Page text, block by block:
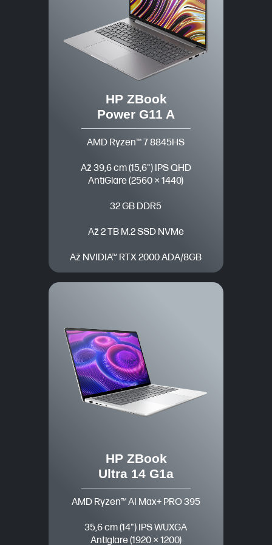
HP ZBook
Power G11 A
AMD Ryzen™ 7 8845HS
Až 39,6 cm (15,6") IPS QHD
AntiGlare (2560 × 1440)
32 GB DDR5
Až 2 TB M.2 SSD NVMe
Až NVIDIA™ RTX 2000 ADA/8GB
HP ZBook
Ultra 14 G1a
AMD Ryzen™ AI Max+ PRO 395
35,6 cm (14") IPS WUXGA
Antiglare (1920 × 1200)